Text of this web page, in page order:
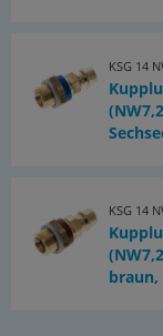
KSG 14
KSG 14
braun,